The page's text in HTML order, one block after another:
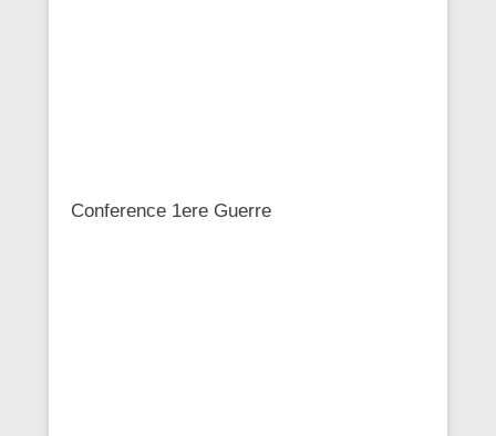
Conference 1ere Guerre